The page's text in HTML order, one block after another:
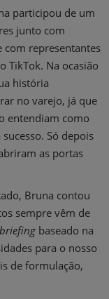
participou de um
junto com
com representantes
TikTok. Na ocasião
história
no varejo, já que
entendiam como
Só depois
as portas
Bruna contou
sempre vêm de
briefing baseado na
para o nosso
de formulação,